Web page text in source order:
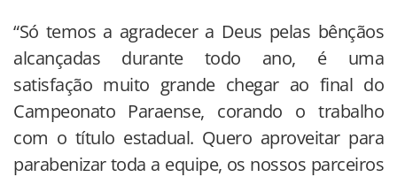
“Só temos a agradecer a Deus pelas bênçãos
alcançadas durante todo ano, é uma
satisfação muito grande chegar ao final do
Campeonato Paraense, corando o trabalho
com o título estadual. Quero aproveitar para
parabenizar toda a equipe, os nossos parceiros